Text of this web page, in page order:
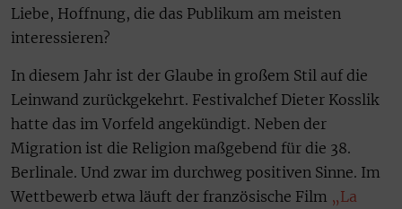
Liebe, Hoffnung, die das Publikum am meisten
interessieren?
In diesem Jahr ist der Glaube in großem Stil auf die
Leinwand zurückgekehrt. Festivalchef Dieter Kosslik
hatte das im Vorfeld angekündigt. Neben der
Migration ist die Religion maßgebend für die 38.
Berlinale. Und zwar im durchweg positiven Sinne. Im
Wettbewerb etwa läuft der französische Film „La